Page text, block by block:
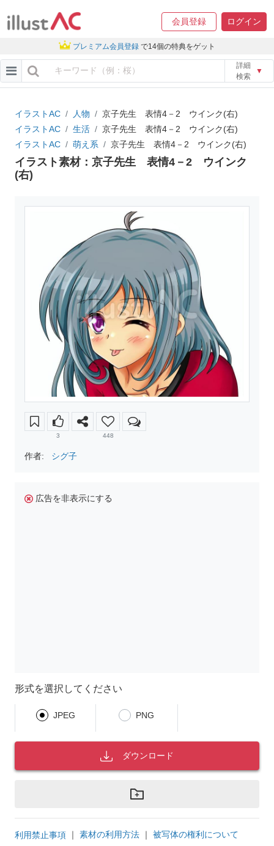
会員登録 ログイン
プレミアム会員登録 で14個の特典をゲット
詳細
検索
▼
イラストAC 人物
京子先生 表情4－2 ウインク(右)
イラストAC
生活
京子先生 表情4－2 ウインク(右)
イラストAC
萌え系 京子先生 表情4－2 ウインク(右)
イラスト素材：京子先生 表情4－2 ウインク
(右)
3 448
作者: シグ子
広告を非表示にする
形式を選択してください
JPEG PNG
ダウンロード
利用禁止事項 ｜ 素材の利用方法 ｜ 被写体の権利について